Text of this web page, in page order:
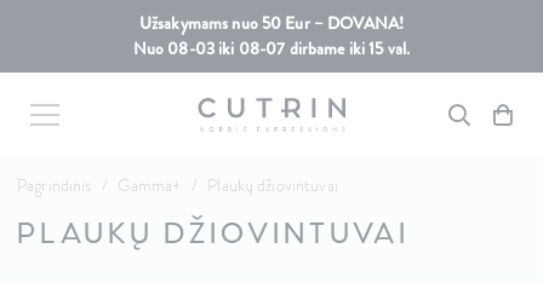
Užsakymams nuo 50 Eur – DOVANA!
Nuo 08-03 iki 08-07 dirbame iki 15 val.
Pagrindinis / Gamma+ / Plaukų džiovintuvai
PLAUKŲ DŽIOVINTUVAI